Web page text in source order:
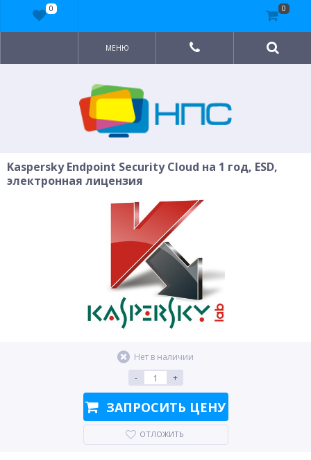
МЕНЮ
Kaspersky Endpoint Security Cloud на 1 год, ESD,
электронная лицензия
Нет в наличии
-
+
ЗАПРОСИТЬ ЦЕНУ
ОТЛОЖИТЬ
0 0